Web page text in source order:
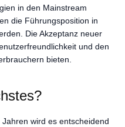
in den Mainstream
die Führungsposition in
Die Akzeptanz neuer
und den
bieten.
wird es entscheidend